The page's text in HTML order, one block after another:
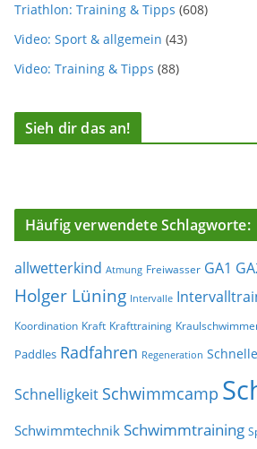
Triathlon: Training & Tipps (608)
Video: Sport & allgemein (43)
Video: Training & Tipps (88)
Sieh dir das an!
Häufig verwendete Schlagworte:
allwetterkind Atmung Freiwasser GA1
Holger Lüning Intervalle
Koordination Kraft Krafttraining
Paddles Radfahren Regeneration
Schnelligkeit Schwimmcamp
Schwimmtechnik Schwimmtraining